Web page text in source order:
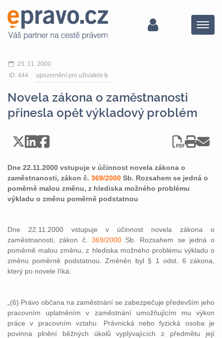
Menu
23. 11. 2000
ID: 444
upozornění pro uživatele
Novela zákona o zaměstnanosti
přinesla opět výkladový problém
Dne 22.11.2000 vstupuje v účinnost novela zákona o
zaměstnanosti, zákon č. 369/2000 Sb. Rozsahem se jedná o
poměrně malou změnu, z hlediska možného problému
výkladu o změnu poměrně podstatnou
Dne 22.11.2000 vstupuje v účinnost novela zákona o
zaměstnanosti, zákon č. 369/2000Sb. Rozsahem se jedná o
poměrně malou změnu, z hlediska možného problému výkladu o
změnu poměrně podstatnou. Změněn byl § 1 odst. 6 zákona,
který po novele říká:
„(6) Právo občana na zaměstnání se zabezpečuje především jeho
pracovním uplatněním v zaměstnání umožňujícím mu výkon
práce v pracovním vztahu. Právnická nebo fyzická osoba je
povinna plnění běžných úkolů vyplývajících z předmětu její